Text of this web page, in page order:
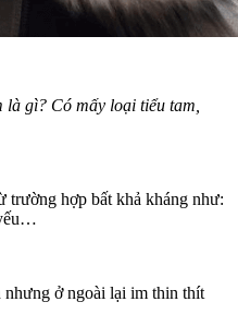
gì? Có mấy loại tiểu tam,
trường hợp bất khả kháng như:
nhưng ở ngoài lại im thin thít